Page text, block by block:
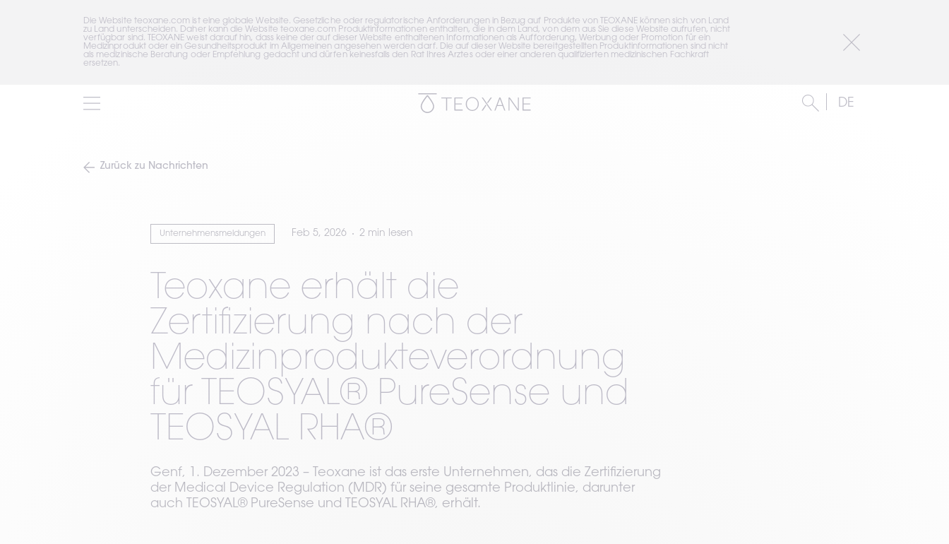
Die Website teoxane.com ist eine globale Website. Gesetzliche oder regulatorische Anforderungen in Bezug auf Produkte von TEOXANE können sich von Land
zu Land unterscheiden. Daher kann die Website teoxane.com Produktinformationen enthalten, die in dem Land, von dem aus Sie diese Website aufrufen, nicht
verfügbar sind. TEOXANE weist darauf hin, dass keine der auf dieser Website enthaltenen Informationen als Aufforderung, Werbung oder Promotion für ein
Medizinprodukt oder ein Gesundheitsprodukt im Allgemeinen angesehen werden darf. Die auf dieser Website bereitgestellten Produktinformationen sind nicht
als medizinische Beratung oder Empfehlung gedacht und dürfen keinesfalls den Rat Ihres Arztes oder einer anderen qualifizierten medizinischen Fachkraft
ersetzen.
DE
Zurück zu Nachrichten
Unternehmensmeldungen Feb 5, 2026 2 min lesen
Teoxane erhält die
Zertifizierung nach der
Medizinprodukteverordnung
für TEOSYAL® PureSense und
TEOSYAL RHA®
Genf, 1. Dezember 2023 – Teoxane ist das erste Unternehmen, das die Zertifizierung
der Medical Device Regulation (MDR) für seine gesamte Produktlinie, darunter
auch TEOSYAL® PureSense und TEOSYAL RHA®, erhält.